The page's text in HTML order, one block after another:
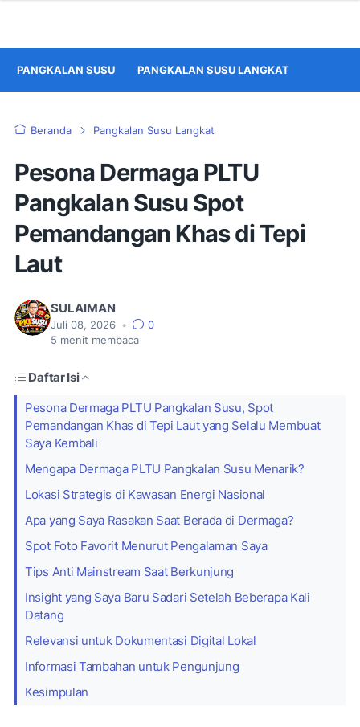
PANGKALAN SUSU PANGKALAN SUSU LANGKAT
Beranda Pangkalan Susu Langkat
Pesona Dermaga PLTU
Pangkalan Susu Spot
Pemandangan Khas di Tepi
Laut
SULAIMAN
Juli 08, 2026 •
0
5 menit membaca
Daftar Isi
Pesona Dermaga PLTU Pangkalan Susu, Spot
Pemandangan Khas di Tepi Laut yang Selalu Membuat
Saya Kembali
Mengapa Dermaga PLTU Pangkalan Susu Menarik?
Lokasi Strategis di Kawasan Energi Nasional
Apa yang Saya Rasakan Saat Berada di Dermaga?
Spot Foto Favorit Menurut Pengalaman Saya
Tips Anti Mainstream Saat Berkunjung
Insight yang Saya Baru Sadari Setelah Beberapa Kali
Datang
Relevansi untuk Dokumentasi Digital Lokal
Informasi Tambahan untuk Pengunjung
Kesimpulan